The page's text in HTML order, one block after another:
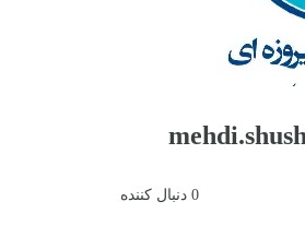
0 دنبال کننده